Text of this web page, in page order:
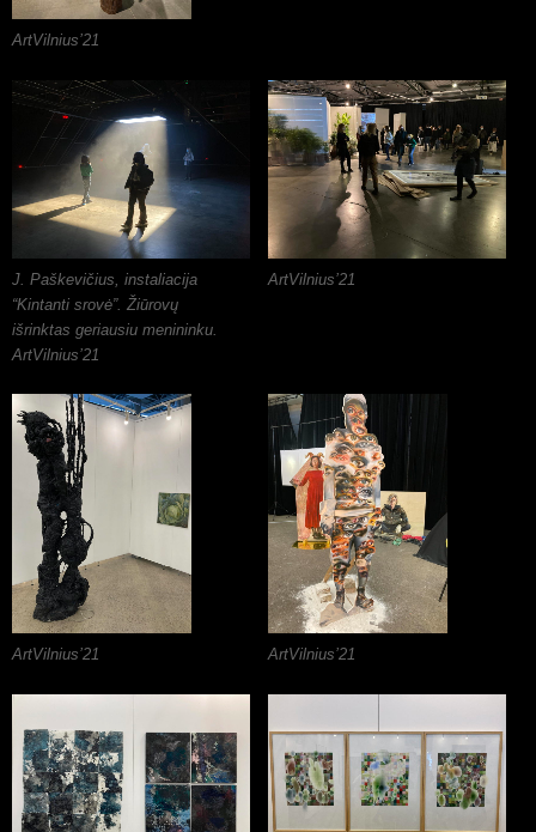
ArtVilnius’21
J. Paškevičius, instaliacija
“Kintanti srovė”. Žiūrovų
išrinktas geriausiu menininku.
ArtVilnius’21
ArtVilnius’21
ArtVilnius’21 ArtVilnius’21